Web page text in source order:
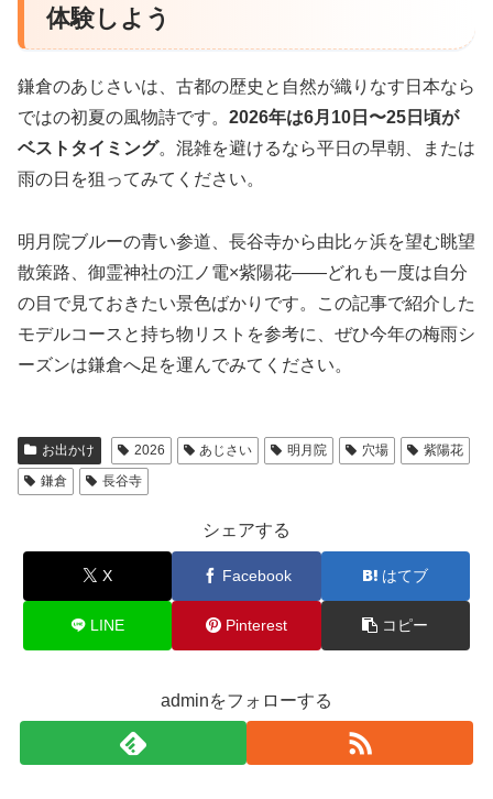
体験しよう
鎌倉のあじさいは、古都の歴史と自然が織りなす日本なら
ではの初夏の風物詩です。 2026年は6月10日〜25日頃が
ベストタイミング。混雑を避けるなら平日の早朝、または
雨の日を狙ってみてください。
明月院ブルーの青い参道、長谷寺から由比ヶ浜を望む眺望
散策路、御霊神社の江ノ電×紫陽花——どれも一度は自分
の目で見ておきたい景色ばかりです。この記事で紹介した
モデルコースと持ち物リストを参考に、ぜひ今年の梅雨シ
ーズンは鎌倉へ足を運んでみてください。
お出かけ 2026 あじさい 明月院 穴場
紫陽花
鎌倉
長谷寺
シェアする
X Facebook はてブ
LINE Pinterest コピー
adminをフォローする